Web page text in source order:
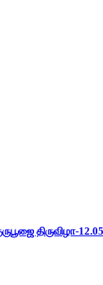
திருவிழா-